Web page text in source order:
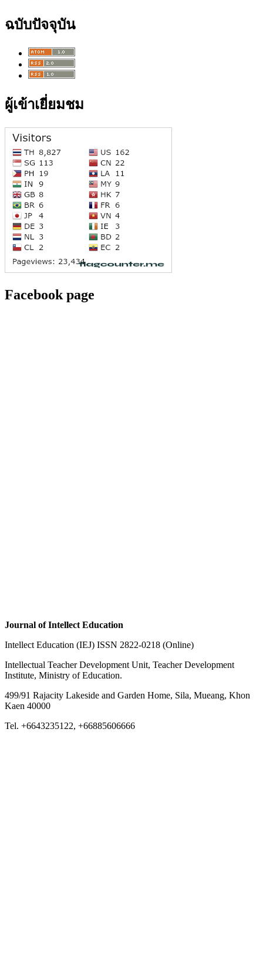
ฉบับปัจจุบัน
ผู้เข้าเยี่ยมชม
Facebook page
Journal of Intellect Education
Intellect Education (IEJ) ISSN 2822-0218 (Online)
Intellectual Teacher Development Unit, Teacher Development
Institute, Ministry of Education.
499/91 Rajacity Lakeside and Garden Home, Sila, Mueang, Khon
Kaen 40000
Tel. +6643235122, +66885606666